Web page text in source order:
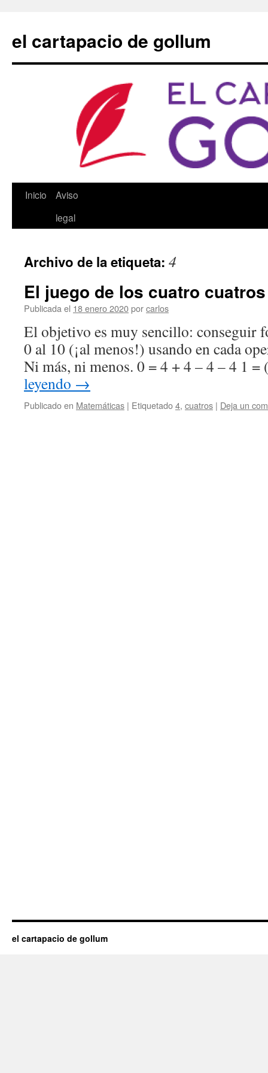
contenido
el cartapacio de gollum
Inicio
Aviso
legal
Archivo de la etiqueta: 4
El juego de los cuatro cuatros
Publicada el 18 enero 2020porcarlos
El objetivo es muy sencillo: conseguir
0 al 10 (¡al menos!) usando en cada
Ni más, ni menos. 0 = 4 + 4 – 4 – 4 1
leyendo →
Publicado en Matemáticas | Etiquetado4, cuatros | Deja un
el cartapacio de gollum